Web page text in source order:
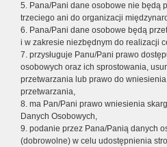
5. Pana/Pani dane osobowe nie będą
trzeciego ani do organizacji
6. Pana/Pani dane osobowe będą
i w zakresie niezbędnym do realizacji
7. przysługuje Panu/Pani prawo
osobowych oraz ich sprostowania,
przetwarzania lub prawo do
przetwarzania,
8. ma Pan/Pani prawo wniesienia
Danych Osobowych,
9. podanie przez Pana/Panią danych
(dobrowolne) w celu udostępnienia